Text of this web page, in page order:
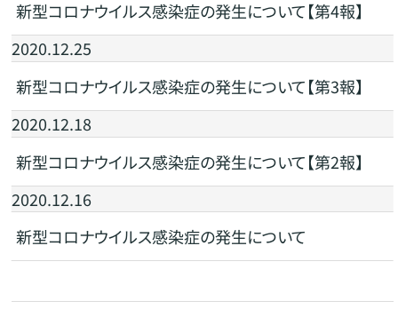
新型コロナウイルス感染症の発生について【第4報】
2020.12.25
新型コロナウイルス感染症の発生について【第3報】
2020.12.18
新型コロナウイルス感染症の発生について【第2報】
2020.12.16
新型コロナウイルス感染症の発生について